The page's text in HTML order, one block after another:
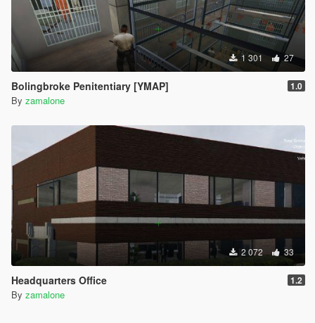
1 301 27
Bolingbroke Penitentiary [YMAP] 1.0
By zamalone
2 072 33
Headquarters Office 1.2
By zamalone